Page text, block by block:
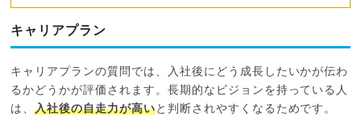
キャリアプラン
キャリアプランの質問では、入社後にどう成長したいかが伝わ
るかどうかが評価されます。長期的なビジョンを持っている人
は、入社後の自走力が高いと判断されやすくなるためです。